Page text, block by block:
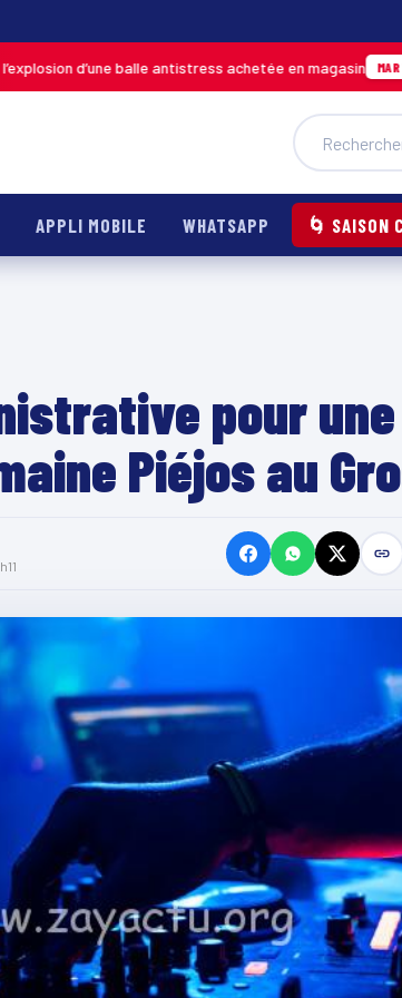
balle antistress achetée en magasin MARTINIQUE 06/
APPLI MOBILE WHATSAPP 🌀 SAISON
pour
Piéjos au